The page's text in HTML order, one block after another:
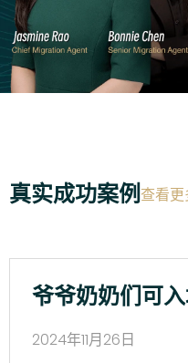
真实成功案例查看
爷爷奶奶们可
2024年11月26日